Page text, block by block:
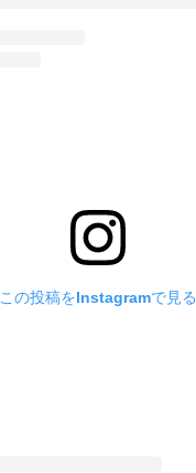
この投稿をInstagramで見る